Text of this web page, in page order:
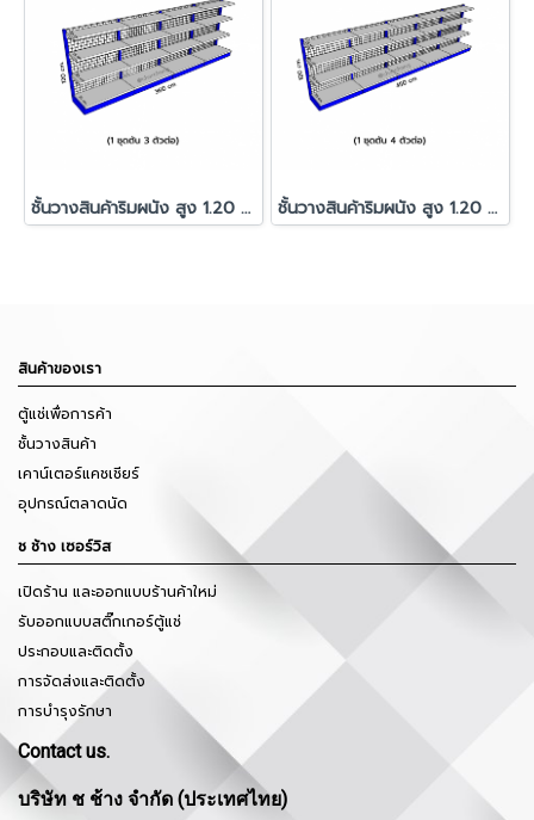
ชั้นวางสินค้าริมผนัง สูง 1.20 ม. รุ่น C-35 1 ชุดต้น 3 ตัวต่อ ชั้นวางสินค้าริมผนัง สูง 1.20 ม. รุ่น C-35 1 ชุดต้น 4 ตัวต่อ
สินค้าของเรา
ตู้แช่เพื่อการค้า
ชั้นวางสินค้า
เคาน์เตอร์แคชเชียร์
อุปกรณ์ตลาดนัด
ช ช้าง เซอร์วิส
เปิดร้าน และออกแบบร้านค้าใหม่
รับออกแบบสติ๊กเกอร์ตู้แช่
ประกอบและติดตั้ง
การจัดส่งและติดตั้ง
การบำรุงรักษา
Contact us.
บริษัท ช ช้าง จำกัด (ประเทศไทย)